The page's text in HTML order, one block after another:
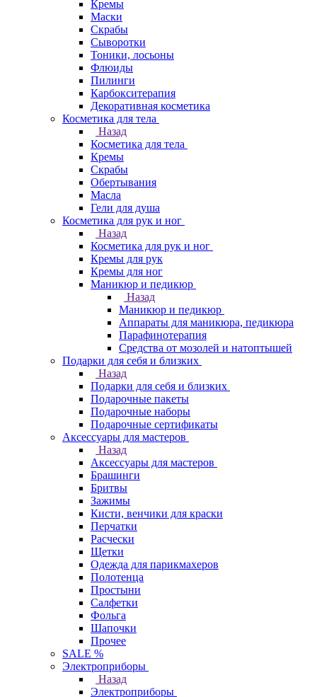
Кремы
Маски
Скрабы
Сыворотки
Тоники, лосьоны
Флюиды
Пилинги
Карбокситерапия
Декоративная косметика
Косметика для тела
Назад
Косметика для тела
Кремы
Скрабы
Обертывания
Масла
Гели для душа
Косметика для рук и ног
Назад
Косметика для рук и ног
Кремы для рук
Кремы для ног
Маникюр и педикюр
Назад
Маникюр и педикюр
Аппараты для маникюра, педикюра
Парафинотерапия
Средства от мозолей и натоптышей
Подарки для себя и близких
Назад
Подарки для себя и близких
Подарочные пакеты
Подарочные наборы
Подарочные сертификаты
Аксессуары для мастеров
Назад
Аксессуары для мастеров
Брашинги
Бритвы
Зажимы
Кисти, венчики для краски
Перчатки
Расчески
Щетки
Одежда для парикмахеров
Полотенца
Простыни
Салфетки
Фольга
Шапочки
Прочее
SALE %
Электроприборы
Назад
Электроприборы